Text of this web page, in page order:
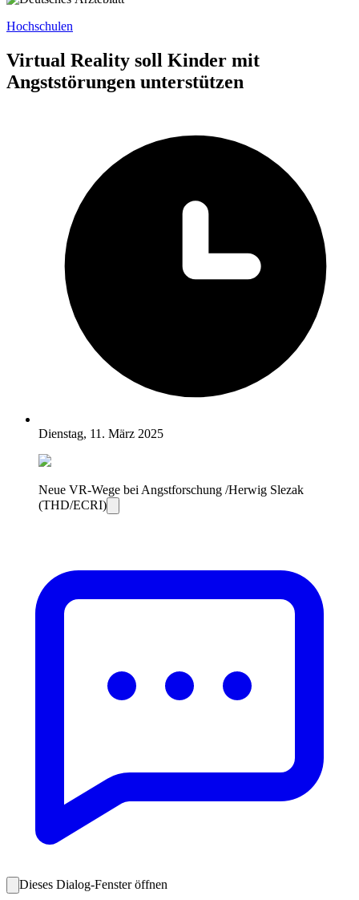
Hochschulen
Virtual Reality soll Kinder mit
Angststörungen unterstützen
Dienstag, 11. März 2025
Neue VR-Wege bei Angstforschung /Herwig Slezak
(THD/ECRI)
Dieses Dialog-Fenster öffnen